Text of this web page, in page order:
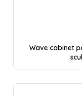
Wave cabinet